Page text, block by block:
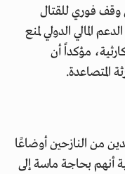
وقف فوري للقتال
المالي الدولي لمنع
مؤكداً أن
المتصاعدة.
من النازحين أوضاعًا
أنهم بحاجة ماسة إلى